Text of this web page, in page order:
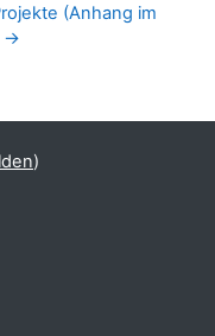
(Anhang im
→
)